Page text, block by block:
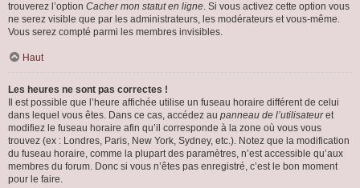
trouverez l’option Cacher mon statut en ligne. Si vous activez cette option vous
ne serez visible que par les administrateurs, les modérateurs et vous-même.
Vous serez compté parmi les membres invisibles.
Haut
Les heures ne sont pas correctes !
Il est possible que l’heure affichée utilise un fuseau horaire différent de celui
dans lequel vous êtes. Dans ce cas, accédez au panneau de l’utilisateuret
modifiez le fuseau horaire afin qu’il corresponde à la zone où vous vous
trouvez (ex : Londres, Paris, New York, Sydney, etc.). Notez que la modification
du fuseau horaire, comme la plupart des paramètres, n’est accessible qu’aux
membres du forum. Donc si vous n’êtes pas enregistré, c’est le bon moment
pour le faire.